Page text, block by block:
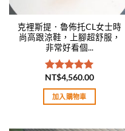
克裡斯提．魯佈托CL女士時
尚高跟涼鞋，上腳超舒服，
非常好看個...
評分5.00
滿分 5
NT$4,560.00
加入購物車